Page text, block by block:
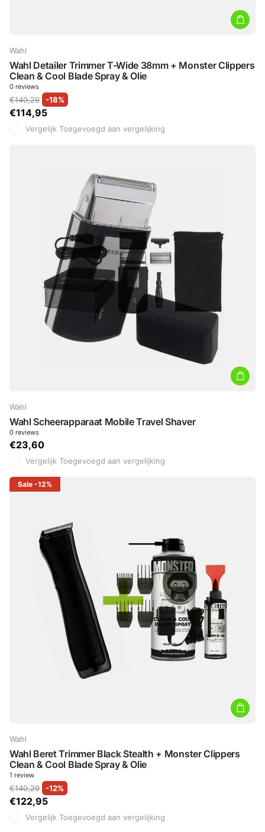
Wahl
Wahl Detailer Trimmer T-Wide 38mm + Monster Clippers
Clean & Cool Blade Spray & Olie
0 reviews
€140,29 -18%
€114,95
Vergelijk Toegevoegd aan vergelijking
Wahl
Wahl Scheerapparaat Mobile Travel Shaver
0 reviews
€23,60
Vergelijk Toegevoegd aan vergelijking
Sale -12%
Wahl
Wahl Beret Trimmer Black Stealth + Monster Clippers
Clean & Cool Blade Spray & Olie
1 review
€140,29 -12%
€122,95
Vergelijk Toegevoegd aan vergelijking